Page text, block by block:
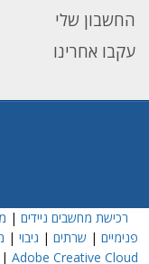
החשבון שלי
עקבו אחרינו
רכישת מחשבים ניידים |
פנימיים | שרתים | גיבוי |
| Adobe Creative Cloud